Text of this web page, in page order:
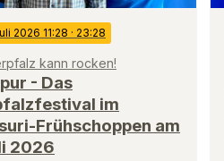
2026 11:28 · 23:28
kann rocken!
- Das
im
Frühschoppen am
2026